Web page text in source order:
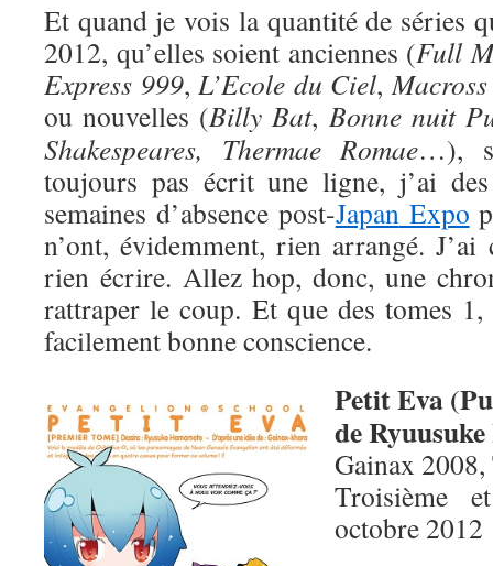
Et quand je vois la quantité de séries
2012, qu’elles soient anciennes (Full
Express 999, L’Ecole du Ciel,
ou nouvelles (Billy Bat, Bonne nuit
Shakespeares, Thermae Romae…),
toujours pas écrit une ligne, j’ai
semaines d’absence post-JapanExpo
n’ont, évidemment, rien arrangé.
rien écrire. Allez hop, donc, une
rattraper le coup. Et que des tomes
facilement bonne conscience.
Petit Eva
de
Gainax
Troisième
octobre 2012